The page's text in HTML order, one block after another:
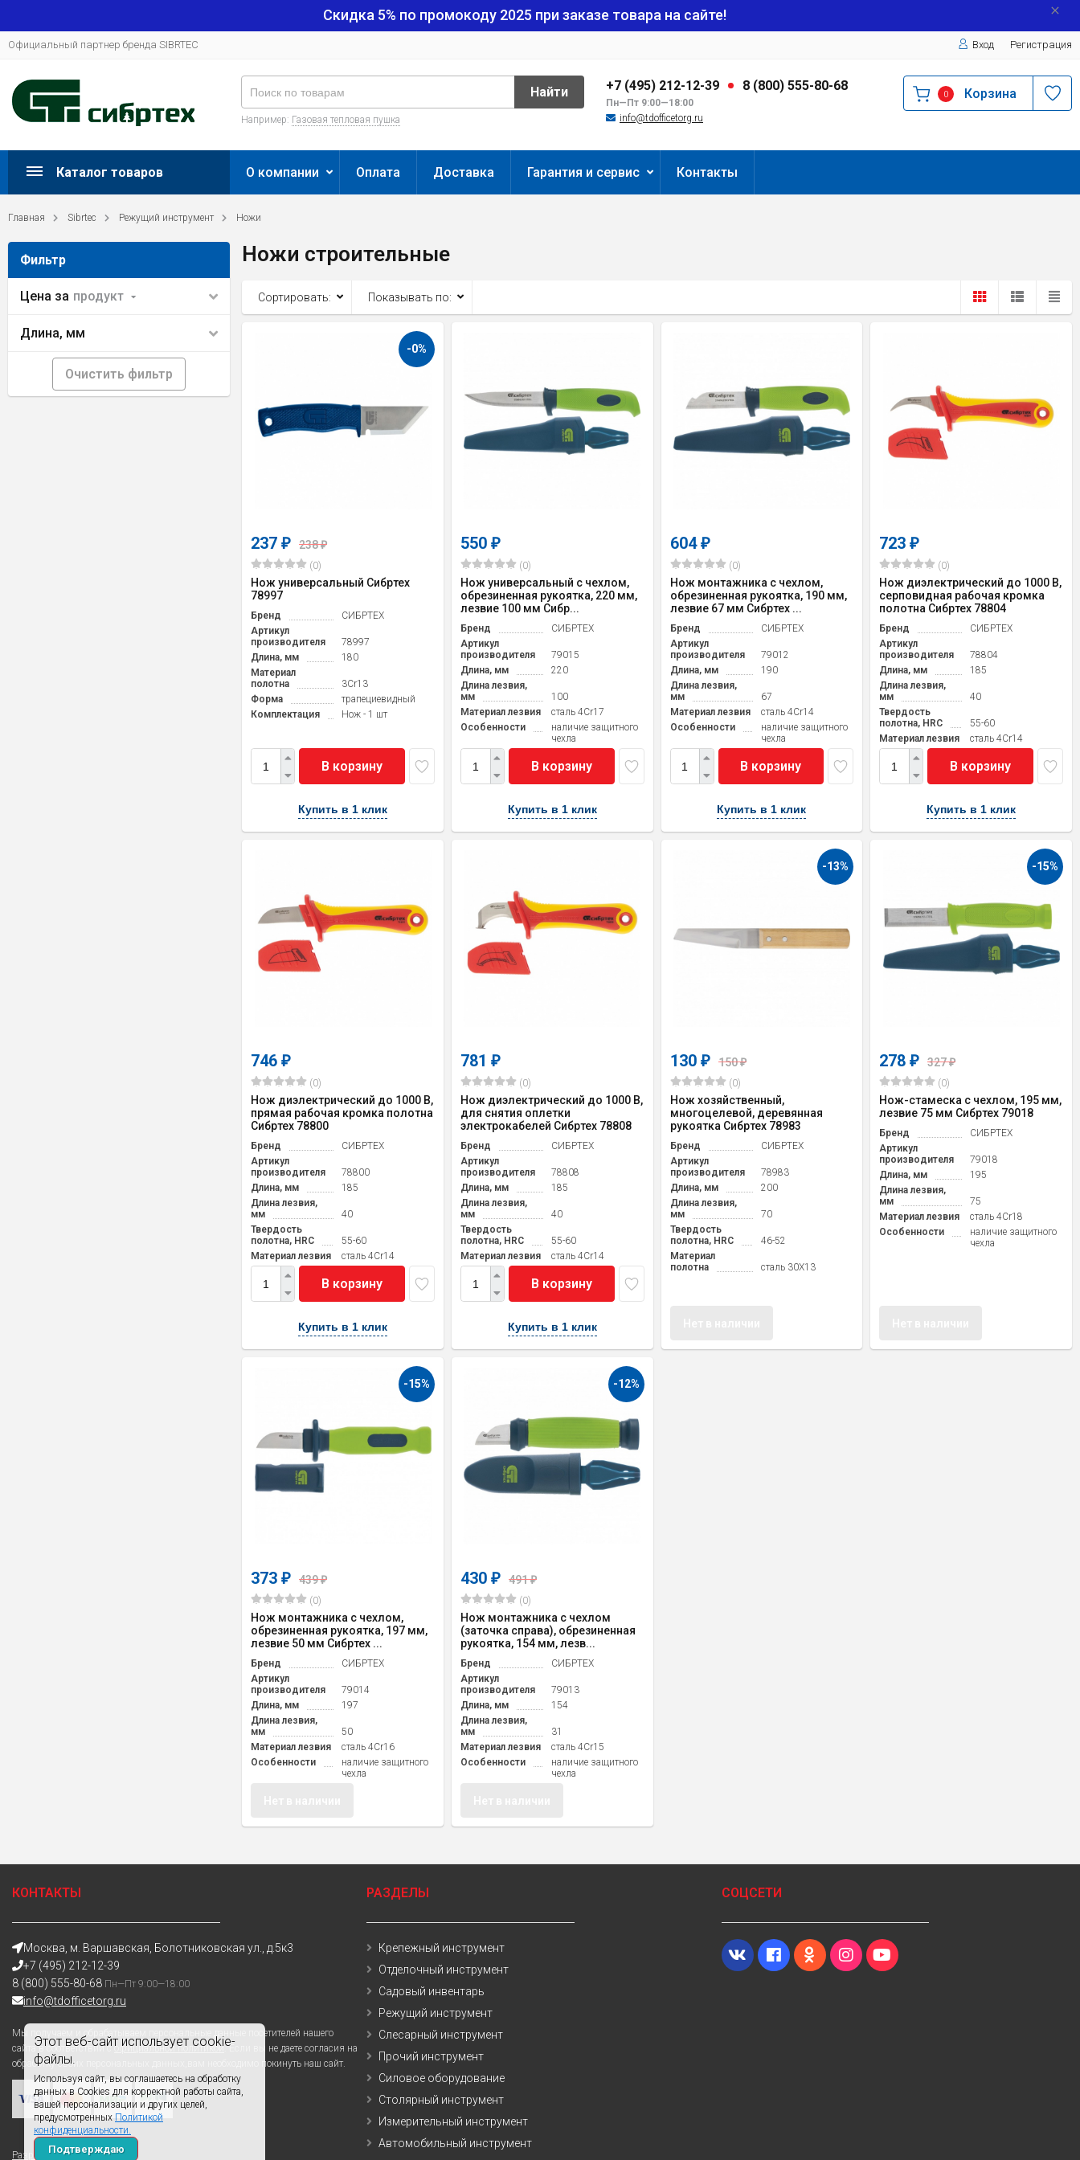
Этот веб-сайт использует cookie-
файлы.
Используя сайт, вы соглашаетесь на обработку
данных в Cookies для корректной работы сайта,
вашей персонализации и других целей,
предусмотренных Политикой
конфиденциальности.
Подтверждаю
Скидка 5% по промокоду 2025 при заказе товара на сайте!
Официальный партнер бренда SIBRTEC Вход Регистрация
+7 (495) 212-12-39 8 (800) 555-80-68
Пн—Пт 9:00—18:00
info@tdofficetorg.ru
Найти
Например: Газовая тепловая пушка
0 Корзина
Каталог товаров О компании Оплата Доставка Гарантия и сервис Контакты
Главная Sibrtec Режущий инструмент Ножи
Фильтр
Цена за продукт
Длина, мм
Очистить фильтр
Ножи строительные
Сортировать: Показывать по:
-0%
237₽ 238₽
(0)
Нож универсальный Сибртех
78997
Бренд
СИБРТЕХ
Артикул
производителя
78997
Длина, мм
180
Материал
полотна
3Cr13
Форма
трапециевидный
Комплектация
Нож - 1 шт
В корзину
Купить в 1 клик
550 ₽
(0)
Нож универсальный с чехлом,
обрезиненная рукоятка, 220 мм,
лезвие 100 мм Сибр...
Бренд
СИБРТЕХ
Артикул
производителя
79015
Длина, мм
220
Длина лезвия,
мм
100
Материал лезвия
cталь 4Cr17
Особенности
наличие защитного
чехла
В корзину
Купить в 1 клик
604 ₽
(0)
Нож монтажника с чехлом,
обрезиненная рукоятка, 190 мм,
лезвие 67 мм Сибртех ...
Бренд
СИБРТЕХ
Артикул
производителя
79012
Длина, мм
190
Длина лезвия,
мм
67
Материал лезвия
cталь 4Cr14
Особенности
наличие защитного
чехла
В корзину
Купить в 1 клик
723₽
(0)
Нож диэлектрический до 1000 В,
серповидная рабочая кромка
полотна Сибртех 78804
Бренд
СИБРТЕХ
Артикул
производителя
78804
Длина, мм
185
Длина лезвия,
мм
40
Твердость
полотна, HRC
55-60
Материал лезвия
cталь 4Cr14
В корзину
Купить в 1 клик
746₽
(0)
Нож диэлектрический до 1000 В,
прямая рабочая кромка полотна
Сибртех 78800
Бренд
СИБРТЕХ
Артикул
производителя
78800
Длина, мм
185
Длина лезвия,
мм
40
Твердость
полотна, HRC
55-60
Материал лезвия
cталь 4Cr14
В корзину
Купить в 1 клик
781 ₽
(0)
Нож диэлектрический до 1000 В,
для снятия оплетки
электрокабелей Сибртех 78808
Бренд
СИБРТЕХ
Артикул
производителя
78808
Длина, мм
185
Длина лезвия,
мм
40
Твердость
полотна, HRC
55-60
Материал лезвия
cталь 4Cr14
В корзину
Купить в 1 клик
-13%
130 ₽ 150₽
(0)
Нож хозяйственный,
многоцелевой, деревянная
рукоятка Сибртех 78983
Бренд
СИБРТЕХ
Артикул
производителя
78983
Длина, мм
200
Длина лезвия,
мм
70
Твердость
полотна, HRC
46-52
Материал
полотна
сталь 30Х13
-15%
278₽ 327₽
(0)
Нож-стамеска с чехлом, 195 мм,
лезвие 75 мм Сибртех 79018
Бренд
СИБРТЕХ
Артикул
производителя
79018
Длина, мм
195
Длина лезвия,
мм
75
Материал лезвия
cталь 4Cr18
Особенности
наличие защитного
чехла
-15%
373₽ 439₽
(0)
Нож монтажника с чехлом,
обрезиненная рукоятка, 197 мм,
лезвие 50 мм Сибртех ...
Бренд
СИБРТЕХ
Артикул
производителя
79014
Длина, мм
197
Длина лезвия,
мм
50
Материал лезвия
cталь 4Cr16
Особенности
наличие защитного
чехла
-12%
430 ₽ 491₽
(0)
Нож монтажника с чехлом
(заточка справа), обрезиненная
рукоятка, 154 мм, лезв...
Бренд
СИБРТЕХ
Артикул
производителя
79013
Длина, мм
154
Длина лезвия,
мм
31
Материал лезвия
cталь 4Cr15
Особенности
наличие защитного
чехла
КОНТАКТЫ
Москва, м. Варшавская, Болотниковская ул., д.5к3
+7 (495) 212-12-39
8 (800) 555-80-68 Пн—Пт 9:00—18:00
info@tdofficetorg.ru
Мы получаем и обрабатываем персональные данные посетителей нашего
сайта в соответствии с официальной политикой. Если вы не даете согласия на
обработку своих персональных данных,вам необходимо покинуть наш сайт.
Разработано
РАЗДЕЛЫ
Крепежный инструмент
Отделочный инструмент
Садовый инвентарь
Режущий инструмент
Слесарный инструмент
Прочий инструмент
Силовое оборудование
Столярный инструмент
Измерительный инструмент
Автомобильный инструмент
СОЦСЕТИ